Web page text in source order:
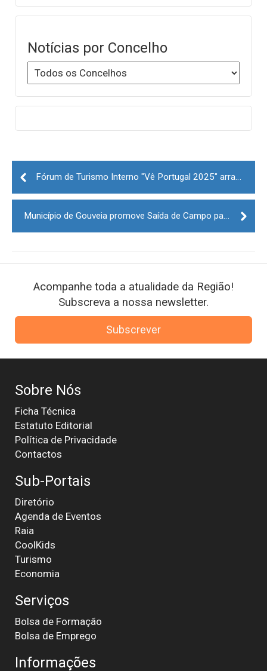
Notícias por Concelho
Post
navigation
Fórum de Turismo Interno "Vê Portugal 2025" arranca com reuniões de negócios
Município de Gouveia promove Saída de Campo para descoberta da Etnobotânica
Acompanhe toda a atualidade da Região!
Subscreva a nossa newsletter.
Subscrever
Sobre Nós
Ficha Técnica
Estatuto Editorial
Política de Privacidade
Contactos
Sub-Portais
Diretório
Agenda de Eventos
Raia
CoolKids
Turismo
Economia
Serviços
Bolsa de Formação
Bolsa de Emprego
Informações